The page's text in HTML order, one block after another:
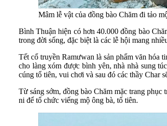
Mâm lễ vật của đồng bào Chăm đi tảo
Bình Thuận hiện có hơn 40.000 đồng bào
trong đời sống, đặc biệt là các lễ hội mang
Tết cổ truyền Ramưwan là sản phẩm văn hóa
cho làng xóm được bình yên, nhà nhà sung
cúng tổ tiên, vui chơi và sau đó các thầy Char
Từ sáng sớm, đồng bào Chăm mặc trang
ni để tổ chức viếng mộ ông bà, tổ tiên.